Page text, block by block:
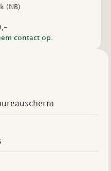
(NB)
contact op.